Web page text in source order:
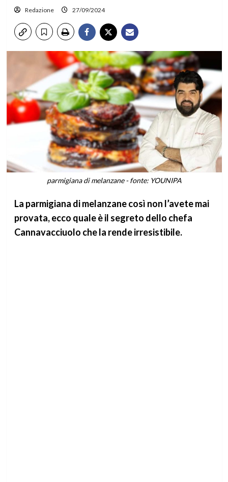
Redazione 27/09/2024
parmigiana di melanzane - fonte: YOUNIPA
La parmigiana di melanzane così non l’avete mai
provata, ecco quale è il segreto dello chefa
Cannavacciuolo che la rende irresistibile.